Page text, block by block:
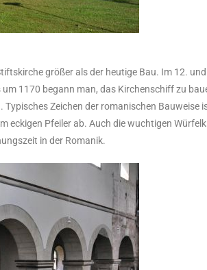
größer als der heutige Bau. Im 12.
1170 begann man, das Kirchenschiff zu
Zeichen der romanischen Bauweise
eckigen Pfeiler ab. Auch die wuchtigen
in der Romanik.